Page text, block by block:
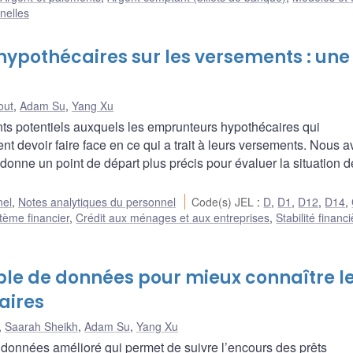
sur les versements : une
, Adam Su, Yang Xu
potentiels auxquels les emprunteurs hypothécaires qui
devoir faire face en ce qui a trait à leurs versements. Nous
un point de départ plus précis pour évaluer la situation
, Notes analytiques du personnel Code(s) JEL : D, D1 , D12, D14,
financier,Crédit aux ménages et aux entreprises, Stabilité
de données pour mieux connaître
Saarah Sheikh, Adam Su, Yang Xu
amélioré qui permet de suivre l’encours des prêts